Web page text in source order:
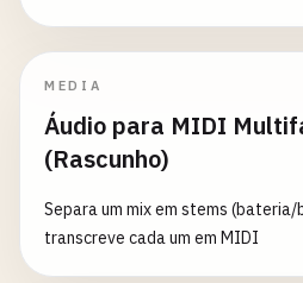
MEDIA
Áudio para MIDI
(Rascunho)
Separa um mix em stems
transcreve cada um em MIDI